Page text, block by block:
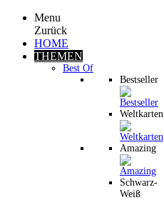
Menu
Zurück
HOME
THEMEN
Best Of
Bestseller
Weltkarten
Amazing
Schwarz-
Weiß